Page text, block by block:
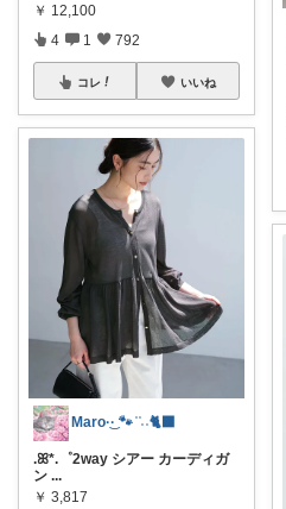
￥ 12,100
4 1 792
コレ いいね
Maro·͜· 🐾 ͗ ͗˒˒🐈‍⬛
.ꕤ*.゜2way シアー カーディガ
ン ...
￥ 3,817